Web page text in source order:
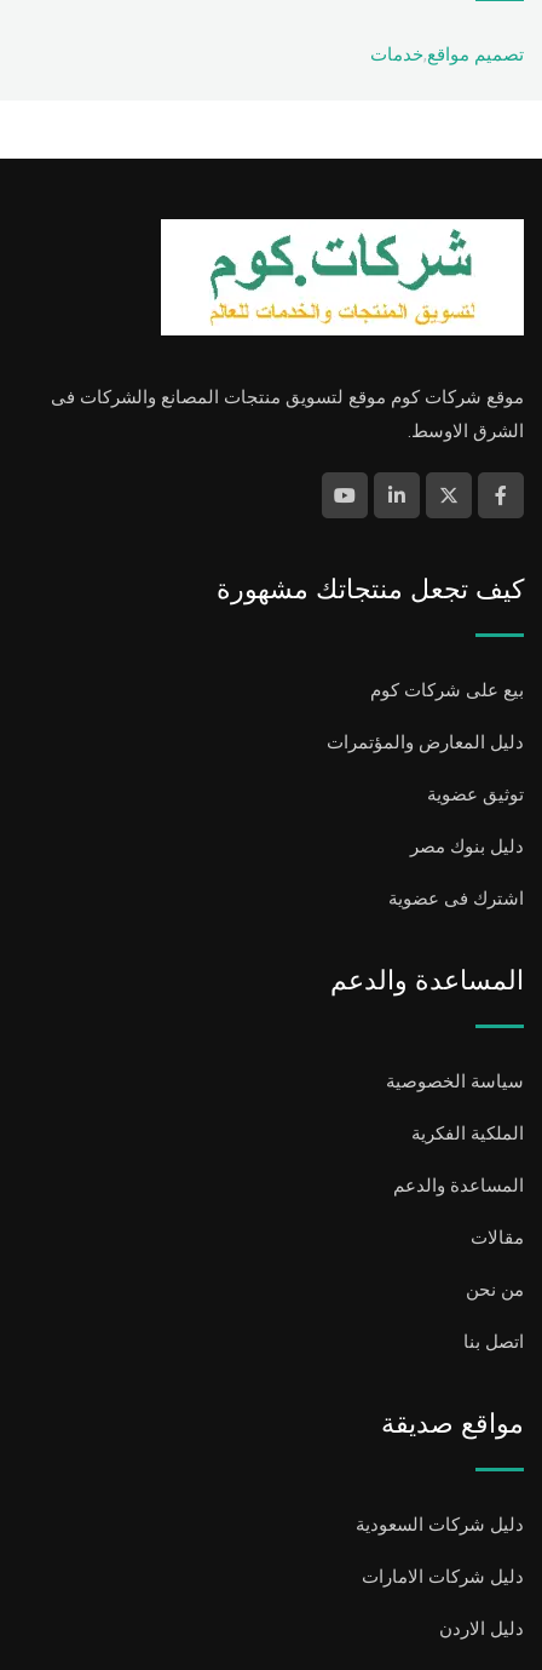
تصميم مواقع,خدمات
موقع شركات كوم موقع لتسويق منتجات المصانع والشركات فى
الشرق الاوسط.
كيف تجعل منتجاتك مشهورة
بيع على شركات كوم
دليل المعارض والمؤتمرات
توثيق عضوية
دليل بنوك مصر
اشترك فى عضوية
المساعدة والدعم
سياسة الخصوصية
الملكية الفكرية
المساعدة والدعم
مقالات
من نحن
اتصل بنا
مواقع صديقة
دليل شركات السعودية
دليل شركات الامارات
دليل الاردن